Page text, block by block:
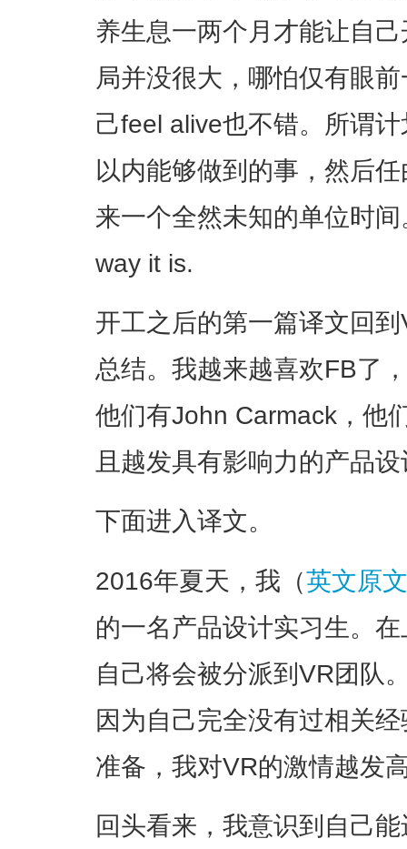
养生息一两个月才能让自
局并没很大，哪怕仅有眼
己feel alive也不错。所谓
以内能够做到的事，然后
来一个全然未知的单位时
way it is.
开工之后的第一篇译文回
总结。我越来越喜欢FB了
他们有John Carmack，他
且越发具有影响力的产品
下面进入译文。
2016年夏天，我（英文原文
的一名产品设计实习生。
自己将会被分派到VR团队
因为自己完全没有过相关
准备，我对VR的激情越发
回头看来，我意识到自己